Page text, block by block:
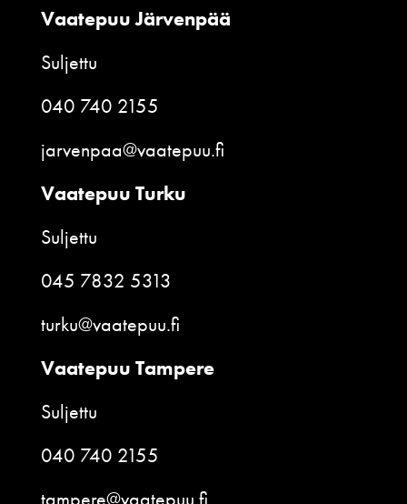
Vaatepuu Järvenpää
Suljettu
040 740 2155
jarvenpaa@vaatepuu.fi
Vaatepuu Turku
Suljettu
045 7832 5313
turku@vaatepuu.fi
Vaatepuu Tampere
Suljettu
040 740 2155